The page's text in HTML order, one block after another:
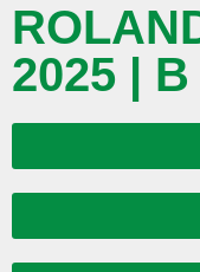
2025 | B